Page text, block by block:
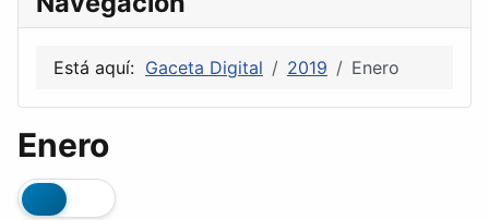
Está aquí: Gaceta Digital 2019 Enero
Enero